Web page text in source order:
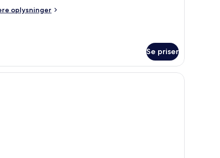
oplysninger
Se priser
en stol og et fjernsyn.